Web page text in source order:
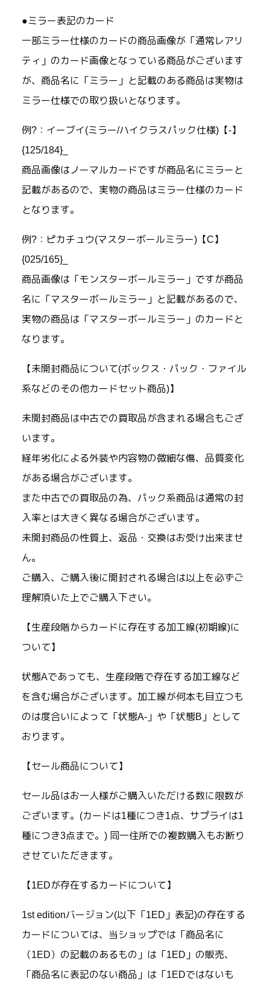
●ミラー表記のカード
一部ミラー仕様のカードの商品画像が「通常レアリ
ティ」のカード画像となっている商品がございます
が、商品名に「ミラー」と記載のある商品は実物は
ミラー仕様での取り扱いとなります。
例?：イーブイ(ミラー/ハイクラスパック仕様)【-】
{125/184}_
商品画像はノーマルカードですが商品名にミラーと
記載があるので、実物の商品はミラー仕様のカード
となります。
例?：ピカチュウ(マスターボールミラー)【C】
{025/165}_
商品画像は「モンスターボールミラー」ですが商品
名に「マスターボールミラー」と記載があるので、
実物の商品は「マスターボールミラー」のカードと
なります。
【未開封商品について(ボックス・パック・ファイル
系などのその他カードセット商品)】
未開封商品は中古での買取品が含まれる場合もござ
います。
経年劣化による外装や内容物の微細な傷、品質変化
がある場合がございます。
また中古での買取品の為、パック系商品は通常の封
入率とは大きく異なる場合がございます。
未開封商品の性質上、返品・交換はお受け出来ませ
ん。
ご購入、ご購入後に開封される場合は以上を必ずご
理解頂いた上でご購入下さい。
【生産段階からカードに存在する加工線(初期線)に
ついて】
状態Aであっても、生産段階で存在する加工線など
を含む場合がございます。加工線が何本も目立つも
のは度合いによって「状態A-」や「状態B」として
おります。
【セール商品について】
セール品はお一人様がご購入いただける数に限数が
ございます。(カードは1種につき1点、サプライは1
種につき3点まで。) 同一住所での複数購入もお断り
させていただきます。
【1EDが存在するカードについて】
1st editionバージョン(以下「1ED」表記)の存在する
カードについては、当ショップでは「商品名に
（1ED）の記載のあるもの」は「1ED」の販売、
「商品名に表記のない商品」は「1EDではないも